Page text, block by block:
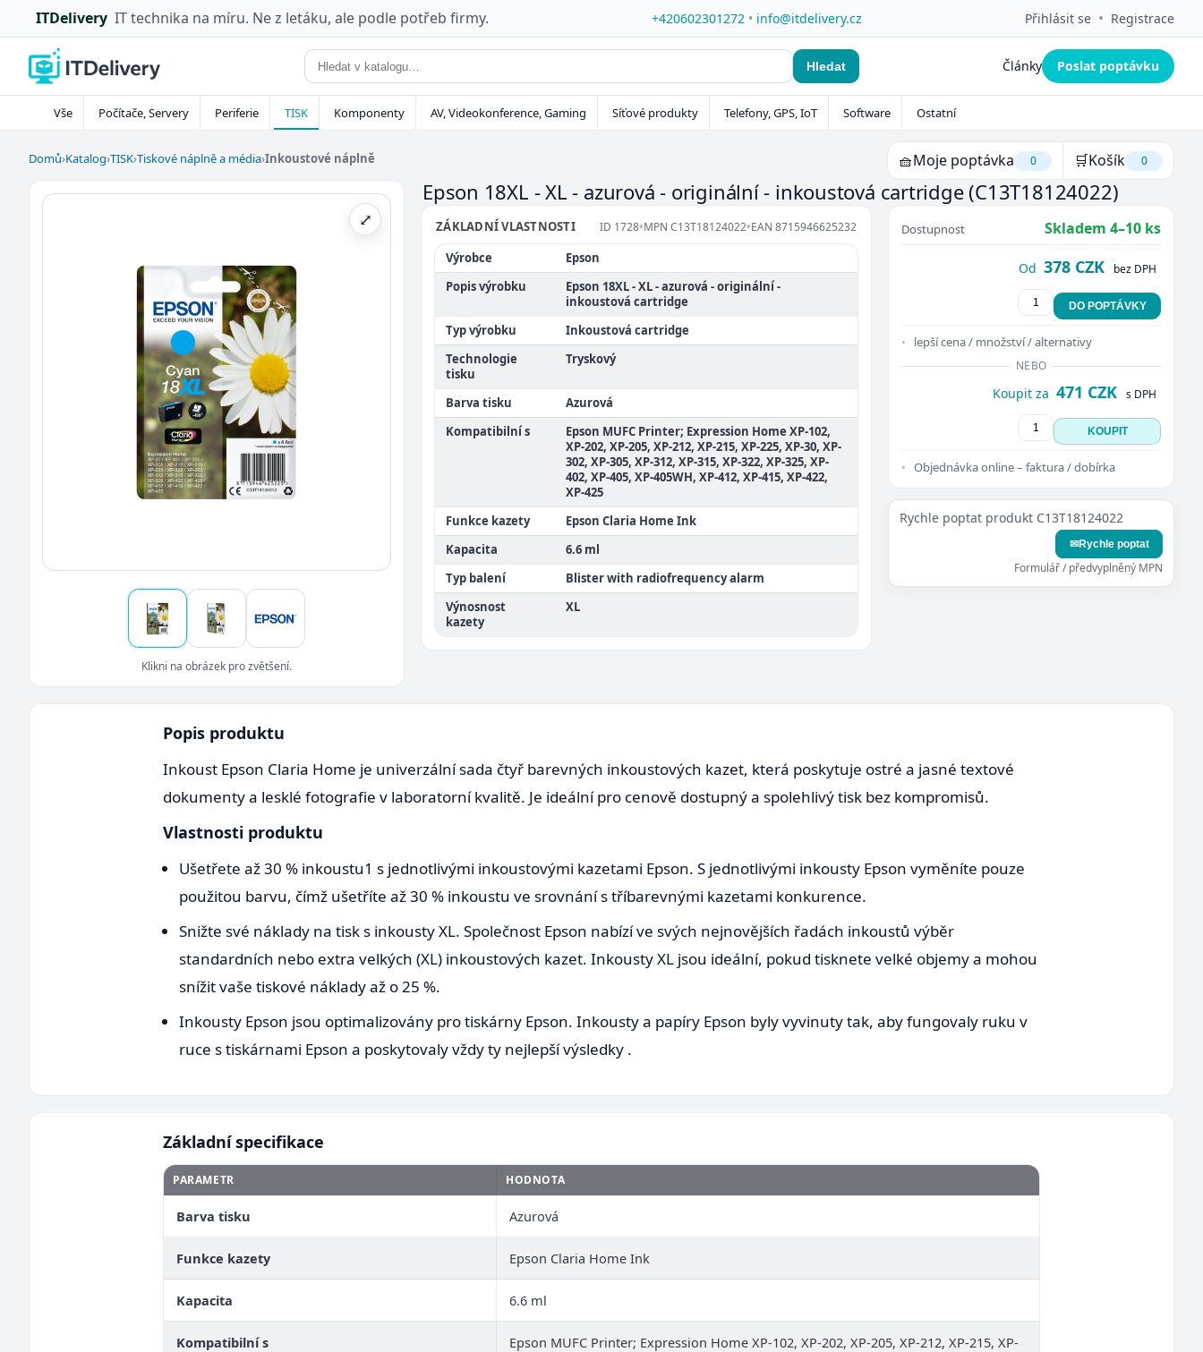
ITDelivery IT technika na míru. Ne z letáku, ale podle potřeb firmy. +420602301272 • info@itdelivery.cz Přihlásit se • Registrace
Hledat Články Poslat poptávku
Vše Počítače, Servery Periferie TISK Komponenty AV, Videokonference, Gaming Síťové produkty Telefony, GPS, IoT Software Ostatní
Domů›Katalog›TISK›Tiskové náplně a média›Inkoustové náplně 🧺Moje poptávka 0 🛒Košík 0
⤢
Klikni na obrázek pro zvětšení.
Epson 18XL - XL - azurová - originální - inkoustová cartridge(C13T18124022)
ZÁKLADNÍ VLASTNOSTI ID 1728•MPN C13T18124022•EAN 8715946625232
Výrobce
Epson
Popis výrobku
Epson 18XL - XL - azurová - originální -
inkoustová cartridge
Typ výrobku
Inkoustová cartridge
Technologie
tisku
Tryskový
Barva tisku
Azurová
Kompatibilní s
Epson MUFC Printer; Expression Home XP-102,
XP-202, XP-205, XP-212, XP-215, XP-225, XP-30, XP-
302, XP-305, XP-312, XP-315, XP-322, XP-325, XP-
402, XP-405, XP-405WH, XP-412, XP-415, XP-422,
XP-425
Funkce kazety
Epson Claria Home Ink
Kapacita
6.6 ml
Typ balení
Blister with radiofrequency alarm
Výnosnost
kazety
XL
Dostupnost Skladem 4–10 ks
Od 378 CZK bez DPH
DO POPTÁVKY
lepší cena / množství / alternativy
NEBO
Koupit za 471 CZK s DPH
KOUPIT
Objednávka online – faktura / dobírka
Rychle poptat produkt C13T18124022
✉Rychle poptat
Formulář / předvyplněný MPN
Popis produktu
Inkoust Epson Claria Home je univerzální sada čtyř barevných inkoustových kazet, která poskytuje ostré a jasné textové
dokumenty a lesklé fotografie v laboratorní kvalitě. Je ideální pro cenově dostupný a spolehlivý tisk bez kompromisů.
Vlastnosti produktu
Ušetřete až 30 % inkoustu1 s jednotlivými inkoustovými kazetami Epson. S jednotlivými inkousty Epson vyměníte pouze
použitou barvu, čímž ušetříte až 30 % inkoustu ve srovnání s tříbarevnými kazetami konkurence.
Snižte své náklady na tisk s inkousty XL. Společnost Epson nabízí ve svých nejnovějších řadách inkoustů výběr
standardních nebo extra velkých (XL) inkoustových kazet. Inkousty XL jsou ideální, pokud tisknete velké objemy a mohou
snížit vaše tiskové náklady až o 25 %.
Inkousty Epson jsou optimalizovány pro tiskárny Epson. Inkousty a papíry Epson byly vyvinuty tak, aby fungovaly ruku v
ruce s tiskárnami Epson a poskytovaly vždy ty nejlepší výsledky .
Základní specifikace
PARAMETR HODNOTA
Barva tisku Azurová
Funkce kazety Epson Claria Home Ink
Kapacita 6.6 ml
Kompatibilní s
Epson MUFC Printer; Expression Home XP-102, XP-202, XP-205, XP-212, XP-215, XP-